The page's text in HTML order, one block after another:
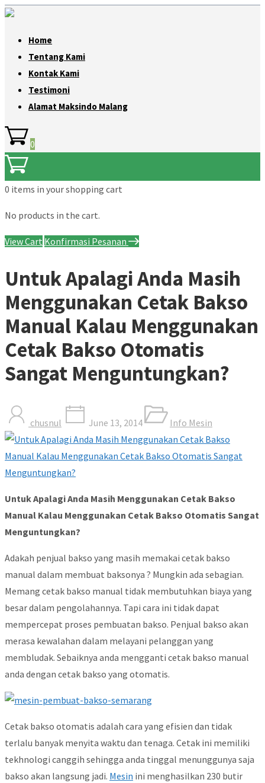
Home
Tentang Kami
Kontak Kami
Testimoni
Alamat Maksindo Malang
0
0 items in your shopping cart
No products in the cart.
View Cart Konfirmasi Pesanan
Untuk Apalagi Anda Masih
Menggunakan Cetak Bakso
Manual Kalau Menggunakan
Cetak Bakso Otomatis
Sangat Menguntungkan?
chusnul June 13, 2014 Info Mesin
Untuk Apalagi Anda Masih Menggunakan Cetak Bakso
Manual Kalau Menggunakan Cetak Bakso Otomatis Sangat
Menguntungkan?
Adakah penjual bakso yang masih memakai cetak bakso
manual dalam membuat baksonya ? Mungkin ada sebagian.
Memang cetak bakso manual tidak membutuhkan biaya yang
besar dalam pengolahannya. Tapi cara ini tidak dapat
mempercepat proses pembuatan bakso. Penjual bakso akan
merasa kewalahan dalam melayani pelanggan yang
membludak. Sebaiknya anda mengganti cetak bakso manual
anda dengan cetak bakso yang otomatis.
Cetak bakso otomatis adalah cara yang efisien dan tidak
terlalu banyak menyita waktu dan tenaga. Cetak ini memiliki
tekhnologi canggih sehingga anda tinggal menunggunya saja
bakso akan langsung jadi. Mesin ini menghasilkan 230 butir